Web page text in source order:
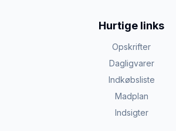
Hurtige links
Opskrifter
Dagligvarer
Indkøbsliste
Madplan
Indsigter